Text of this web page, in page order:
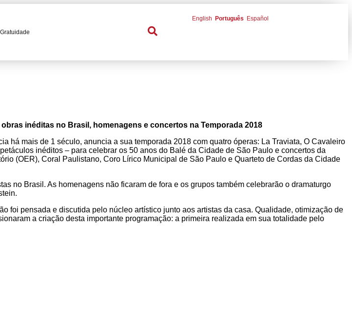
Gratuidade
English Português Español
inéditas no Brasil, homenagens e concertos na Temporada 2018
há mais de 1 século, anuncia a sua temporada 2018 com quatro óperas: La Traviata, O Cavaleiro
inéditos – para celebrar os 50 anos do Balé da Cidade de São Paulo e concertos da
(OER), Coral Paulistano, Coro Lírico Municipal de São Paulo e Quarteto de Cordas da Cidade
no Brasil. As homenagens não ficaram de fora e os grupos também celebrarão o dramaturgo
foi pensada e discutida pelo núcleo artístico junto aos artistas da casa. Qualidade, otimização de
a criação desta importante programação: a primeira realizada em sua totalidade pelo